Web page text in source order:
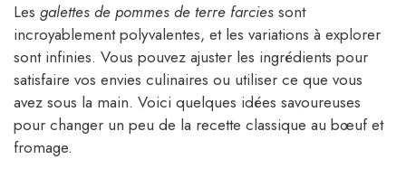
Les galettes de pommes de terre farcies sont
incroyablement polyvalentes, et les variations à explorer
sont infinies. Vous pouvez ajuster les ingrédients pour
satisfaire vos envies culinaires ou utiliser ce que vous
avez sous la main. Voici quelques idées savoureuses
pour changer un peu de la recette classique au bœuf et
fromage.